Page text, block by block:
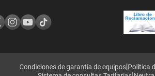
Condiciones de garantía de equipos|Política